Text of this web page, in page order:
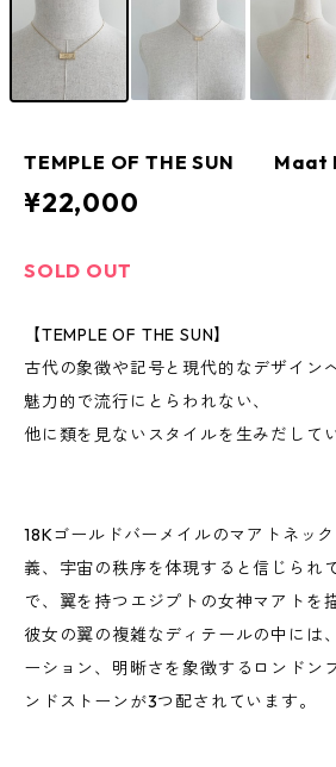
TEMPLE OF THE SUN Maat
¥22,000
SOLD OUT
【TEMPLE OF THE SUN】
古代の象徴や記号と現代的なデザイン
魅力的で流行にとらわれない、
他に類を見ないスタイルを生みだして
18Kゴールドバーメイルのマアトネッ
義、宇宙の秩序を体現すると信じられ
で、翼を持つエジプトの女神マアトを
彼女の翼の複雑なディテールの中には
ーション、明晰さを象徴するロンドン
ンドストーンが3つ配されています。